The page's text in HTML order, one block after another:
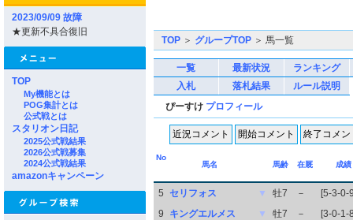
2023/09/09 故障
★更新不具合復旧
TOP
My機能とは
POG集計とは
公式戦とは
スタリオン日記
2025公式戦結果
2026公式戦募集
2024公式戦結果
amazonキャンペーン
TOP ＞ グループTOP ＞ 馬一覧
一覧 最新状況
ランキング
入札
落札結果
ルール説明
ぴーすけ プロフィール
No
馬名
馬齢 在厩 成績
5 セリフォス ▼ 牡7 －
[5-3-0-
9
キングエルメス ▼ 牡7 －
[3-0-1-